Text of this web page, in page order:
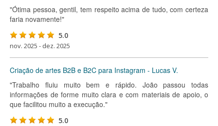
"Ótima pessoa, gentil, tem respeito acima de tudo, com certeza
faria novamente!"
5.0
nov. 2025 - dez. 2025
Criação de artes B2B e B2C para Instagram - Lucas V.
"Trabalho fluiu muito bem e rápido. João passou todas
informações de forme muito clara e com materiais de apoio, o
que facilitou muito a execução."
5.0